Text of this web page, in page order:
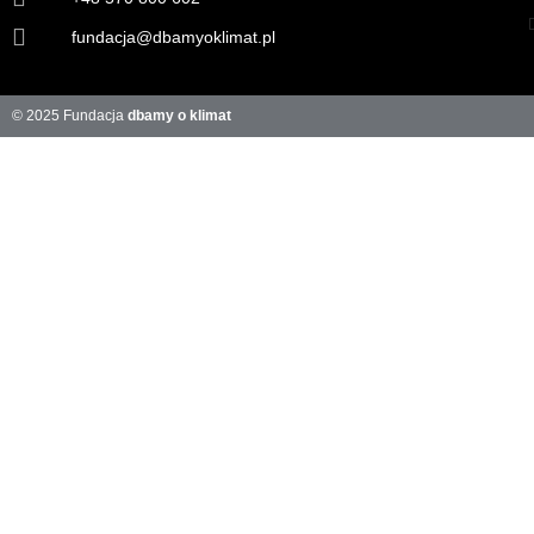
fundacja@dbamyoklimat.pl
© 2025 Fundacja dbamy o klimat